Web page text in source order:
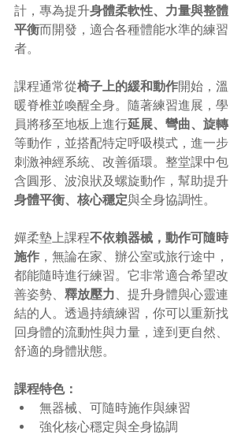
計，專為提升身體柔軟性、力量與整體
平衡而開發，適合各種體能水準的練習
者。
課程通常從椅子上的緩和動作開始，溫
暖脊椎並喚醒全身。隨著練習進展，學
員將移至地板上進行延展、彎曲、旋轉
等動作，並搭配特定呼吸模式，進一步
刺激神經系統、改善循環。整堂課中包
含圓形、波浪狀及螺旋動作，幫助提升
身體平衡、核心穩定與全身協調性。
嬋柔墊上課程不依賴器械，動作可隨時
施作 ，無論在家、辦公室或旅行途中，
都能隨時進行練習。它非常適合希望改
善姿勢、 釋放壓力、提升身體與心靈連
結的人。透過持續練習，你可以重新找
回身體的流動性與力量，達到更自然、
舒適的身體狀態。
課程特色：
無器械、可隨時施作與練習
強化核心穩定與全身協調